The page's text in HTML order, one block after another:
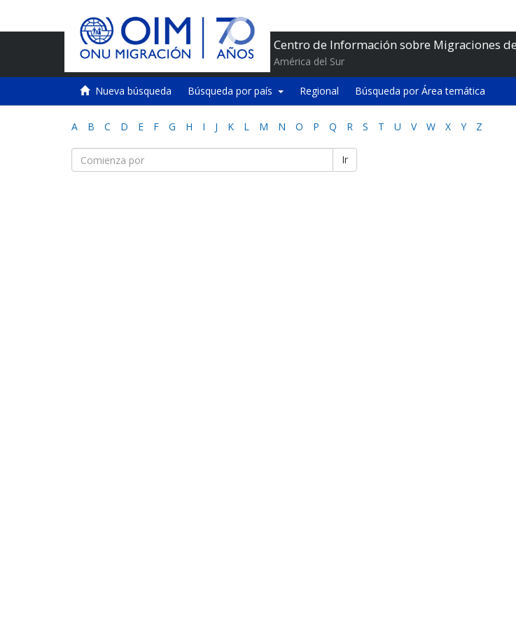
Centro de Información sobre Migraciones
América del Sur
Nueva búsqueda Búsqueda por país Regional Búsqueda por Área temática
A B C D E F G H I J K L M N O P Q R S T U V W X Y Z
Ir